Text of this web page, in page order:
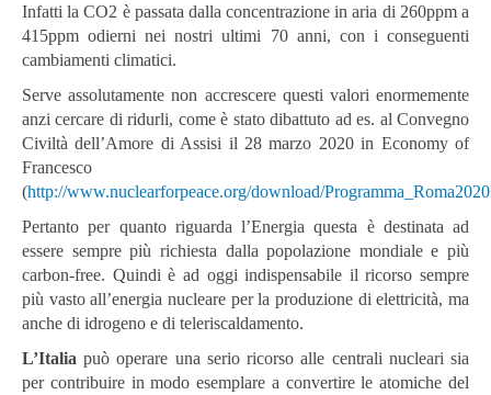
Infatti la CO2 è passata dalla concentrazione in aria di 260ppm a
415ppm odierni nei nostri ultimi 70 anni, con i conseguenti
cambiamenti climatici.
Serve assolutamente non accrescere questi valori enormemente
anzi cercare di ridurli, come è stato dibattuto ad es. al Convegno
Civiltà dell’Amore di Assisi il 28 marzo 2020 in Economy of
Francesco
(http://www.nuclearforpeace.org/download/
Pertanto per quanto riguarda l’Energia questa è destinata ad
essere sempre più richiesta dalla popolazione mondiale e più
carbon-free. Quindi è ad oggi indispensabile il ricorso sempre
più vasto all’energia nucleare per la produzione di elettricità, ma
anche di idrogeno e di teleriscaldamento.
L’Italia può operare una serio ricorso alle centrali nucleari sia
per contribuire in modo esemplare a convertire le atomiche del